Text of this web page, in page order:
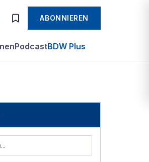
ABONNIEREN
PodcastBDW Plus